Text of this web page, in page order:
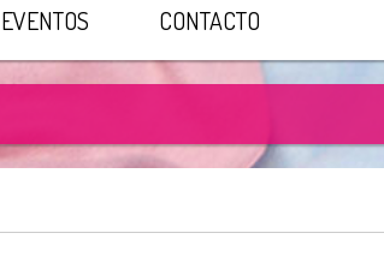
CONTACTO